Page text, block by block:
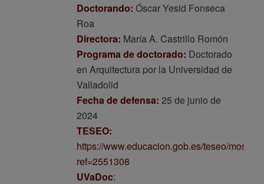
Doctorando: Óscar Yesid Fonseca
Roa
Directora: María A. Castrillo Romón
Programa de doctorado: Doctorado
en Arquitectura por la Universidad de
Valladolid
Fecha de defensa: 25 de junio de
2024
TESEO:
https://www.educacion.gob.es/teseo/
ref=2551308
UVaDoc: